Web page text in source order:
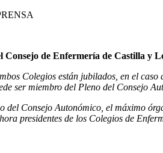
de Enfermería de Castilla y
Colegios están jubilados, en el
ser miembro del Pleno del Consejo
del Consejo Autonómico, el máximo
presidentes de los Colegios de